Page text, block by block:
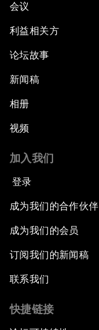
会议
利益相关方
论坛故事
新闻稿
相册
视频
加入我们
登录
成为我们的合作伙伴
成为我们的会员
订阅我们的新闻稿
联系我们
快捷链接